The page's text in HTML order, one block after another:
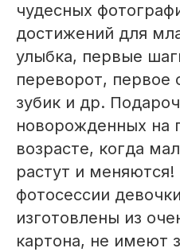
чудесных
достижений для
улыбка, первые
переворот, первое
зубик и др.
новорожденных на
возрасте, когда
растут и
фотосессии
изготовлены из
картона, не имеют